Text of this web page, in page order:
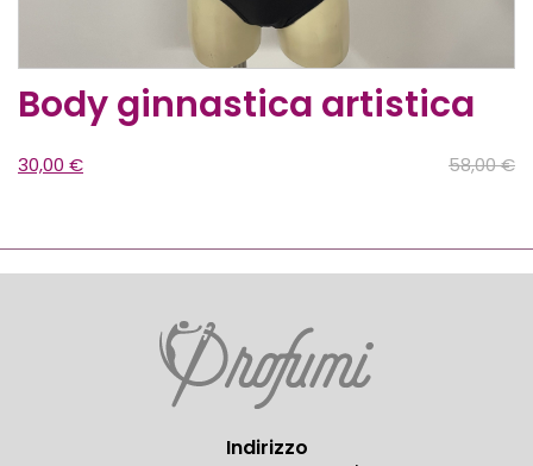
Body ginnastica artistica
58,00€
30,00 €
Indirizzo